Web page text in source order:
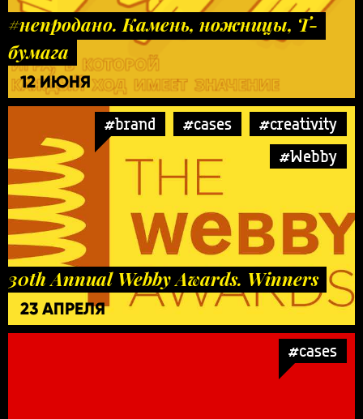
#непродано. Камень, ножницы, Т-
бумага
12 ИЮНЯ
#brand #cases
#creativity
#Webby
30th Annual Webby Awards. Winners
23 АПРЕЛЯ
#cases